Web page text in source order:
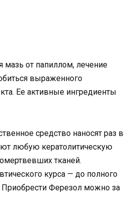
мазь от папиллом, лечение
выраженного
Ее активные ингредиенты
средство наносят раз в
любую кератолитическую
тканей.
курса — до полного
Приобрести Ферезол можно за